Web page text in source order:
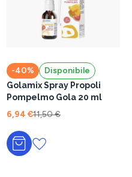
-40% Disponibile
Golamix Spray Propoli
Pompelmo Gola 20 ml
6,94 €11,50 €
Aggiungi al carrello